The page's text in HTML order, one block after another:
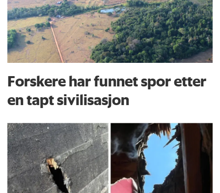
Forskere har funnet spor etter
en tapt sivilisasjon